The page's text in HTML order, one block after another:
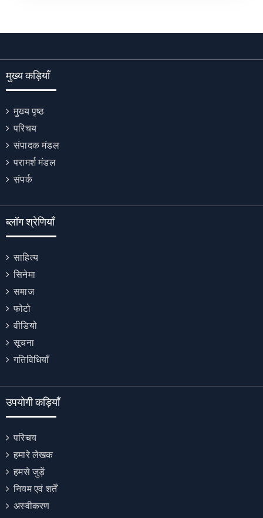
मुख्य कड़ियाँ
मुख्य पृष्ठ
परिचय
संपादक मंडल
परामर्श मंडल
संपर्क
ब्लॉग श्रेणियाँ
साहित्य
सिनेमा
समाज
फोटो
वीडियो
सूचना
गतिविधियाँ
उपयोगी कड़ियाँ
परिचय
हमारे लेखक
हमसे जुड़ें
नियम एवं शर्तें
अस्वीकरण